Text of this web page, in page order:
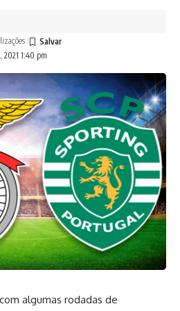
2021 1:40 pm
algumas rodadas de